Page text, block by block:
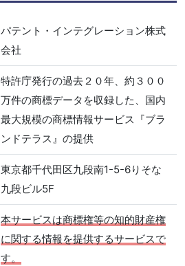
パテント・インテグレーション株式
会社
特許庁発行の過去２０年、約３００
万件の商標データを収録した、国内
最大規模の商標情報サービス『ブラ
ンドテラス』の提供
東京都千代田区九段南1-5-6りそな
九段ビル5F
本サービスは商標権等の知的財産権
に関する情報を提供するサービスで
す。